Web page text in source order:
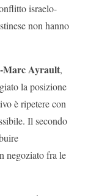
israelo-
non hanno
Marc Ayrault,
la posizione
è ripetere con
Il secondo
negoziato fra le